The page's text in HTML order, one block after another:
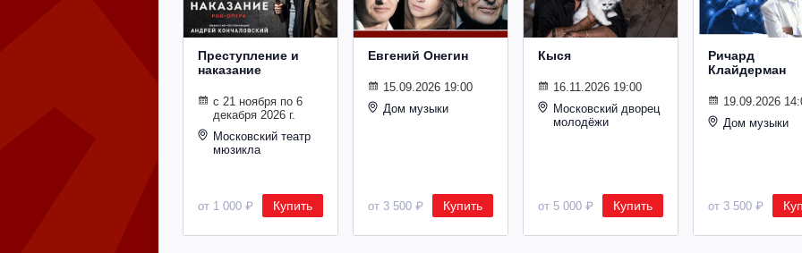
Преступление и
наказание
с 21 ноября по 6
декабря 2026 г.
Московский театр
мюзикла
от 1 000 ₽ Купить
Евгений Онегин
15.09.2026 19:00
Дом музыки
от 3 500 ₽ Купить
Кыся
16.11.2026 19:00
Московский дворец
молодёжи
от 5 000 ₽ Купить
Ричард
Клайдерман
19.09.2026
Дом музыки
от 3 500 ₽